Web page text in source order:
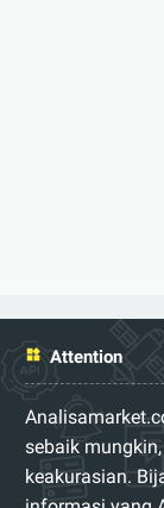
Attention
sebaik
keakurasian.